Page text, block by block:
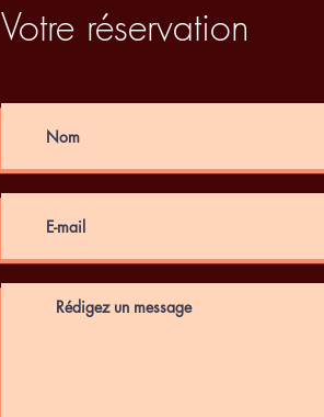
Votre réservation